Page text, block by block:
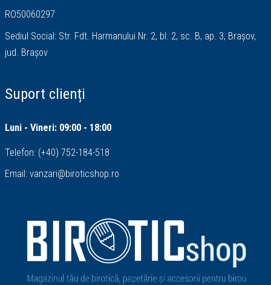
RO50060297
Sediul Social: Str. Fdt. Harmanului Nr. 2, bl. 2, sc. B, ap. 3, Brașov,
jud. Brașov
Suport clienți
Luni - Vineri: 09:00 - 18:00
Telefon: (+40) 752-184-518
Email: vanzari@biroticshop.ro